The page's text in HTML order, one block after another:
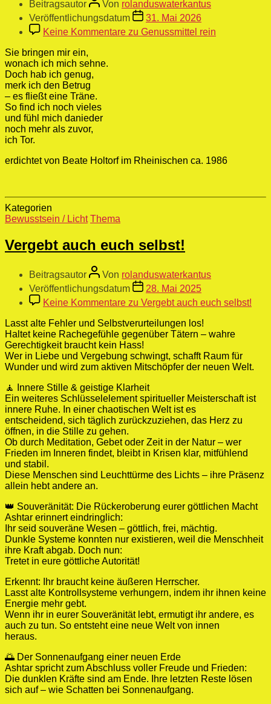
Beitragsautor Von rolanduswaterkantus
Veröffentlichungsdatum
31. Mai 2026
Keine Kommentare zu Genussmittel rein
Sie bringen mir ein,
wonach ich mich sehne.
Doch hab ich genug,
merk ich den Betrug
– es fließt eine Träne.
So find ich noch vieles
und fühl mich danieder
noch mehr als zuvor,
ich Tor.
erdichtet von Beate Holtorf im Rheinischen ca. 1986
Kategorien
Bewusstsein / Licht Thema
Vergebt auch euch selbst!
Beitragsautor Von rolanduswaterkantus
Veröffentlichungsdatum
28. Mai 2025
Keine Kommentare zu Vergebt auch euch selbst!
Lasst alte Fehler und Selbstverurteilungen los!
Haltet keine Rachegefühle gegenüber Tätern – wahre
Gerechtigkeit braucht kein Hass!
Wer in Liebe und Vergebung schwingt, schafft Raum für
Wunder und wird zum aktiven Mitschöpfer der neuen Welt.
🧘 Innere Stille & geistige Klarheit
Ein weiteres Schlüsselelement spiritueller Meisterschaft ist
innere Ruhe. In einer chaotischen Welt ist es
entscheidend, sich täglich zurückzuziehen, das Herz zu
öffnen, in die Stille zu gehen.
Ob durch Meditation, Gebet oder Zeit in der Natur – wer
Frieden im Inneren findet, bleibt in Krisen klar, mitfühlend
und stabil.
Diese Menschen sind Leuchttürme des Lichts – ihre Präsenz
allein hebt andere an.
👑 Souveränität: Die Rückeroberung eurer göttlichen Macht
Ashtar erinnert eindringlich:
Ihr seid souveräne Wesen – göttlich, frei, mächtig.
Dunkle Systeme konnten nur existieren, weil die Menschheit
ihre Kraft abgab. Doch nun:
Tretet in eure göttliche Autorität!
Erkennt: Ihr braucht keine äußeren Herrscher.
Lasst alte Kontrollsysteme verhungern, indem ihr ihnen keine
Energie mehr gebt.
Wenn ihr in eurer Souveränität lebt, ermutigt ihr andere, es
auch zu tun. So entsteht eine neue Welt von innen
heraus.
🌅 Der Sonnenaufgang einer neuen Erde
Ashtar spricht zum Abschluss voller Freude und Frieden:
Die dunklen Kräfte sind am Ende. Ihre letzten Reste lösen
sich auf – wie Schatten bei Sonnenaufgang.